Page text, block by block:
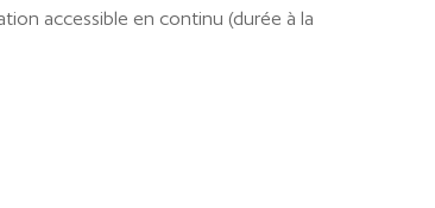
accessible en continu (durée à la